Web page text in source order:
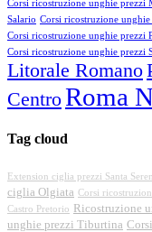
Corsi ricostruzione unghie prezzi
Salario Corsi ricostruzione
Corsi ricostruzione unghie prezzi
Corsi ricostruzione unghie prezzi
Litorale Romano
CentroRoma
Tag cloud
Extension ciglia prezzi Santa
ciglia Olgiata Corsi
Castro Pretorio Ricostruzione
unghie prezzi Tiburtina